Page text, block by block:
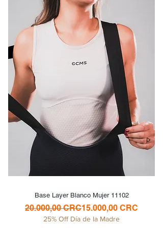
Base Layer Blanco Mujer 11102
Precio
20.000,00 CRCPrecio de oferta
15.000,00 CRC
25% Off Día de la Madre